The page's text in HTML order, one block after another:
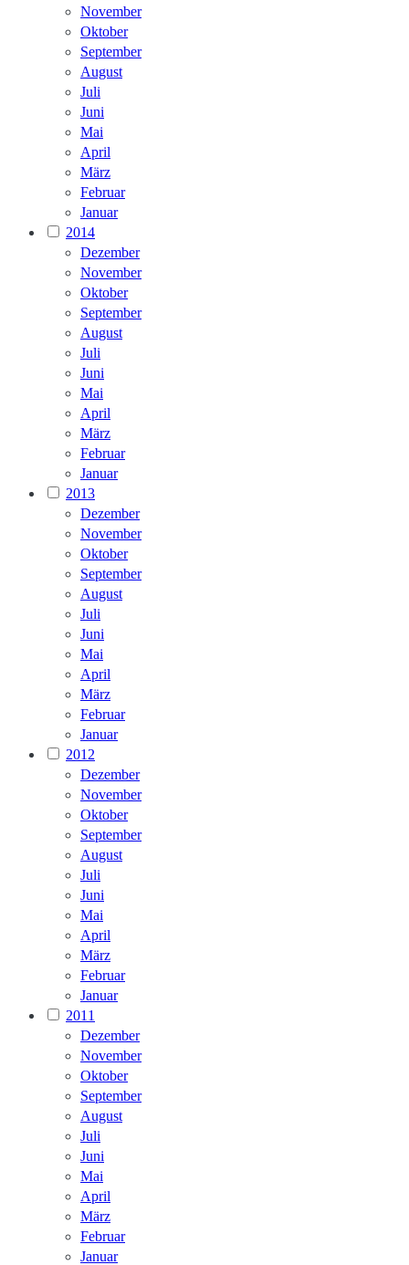
November
Oktober
September
August
Juli
Juni
Mai
April
März
Februar
Januar
2014
Dezember
November
Oktober
September
August
Juli
Juni
Mai
April
März
Februar
Januar
2013
Dezember
November
Oktober
September
August
Juli
Juni
Mai
April
März
Februar
Januar
2012
Dezember
November
Oktober
September
August
Juli
Juni
Mai
April
März
Februar
Januar
2011
Dezember
November
Oktober
September
August
Juli
Juni
Mai
April
März
Februar
Januar